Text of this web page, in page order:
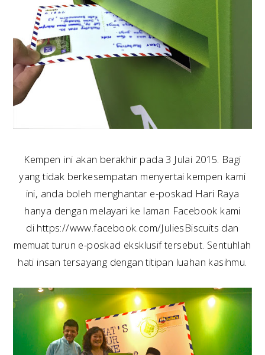
Kempen ini akan berakhir pada 3 Julai 2015. Bagi
yang tidak berkesempatan menyertai kempen kami
ini, anda boleh menghantar e-poskad Hari Raya
hanya dengan melayari ke laman Facebook kami
di https://www.facebook.com/JuliesBiscuits dan
memuat turun e-poskad eksklusif tersebut. Sentuhlah
hati insan tersayang dengan titipan luahan kasihmu.